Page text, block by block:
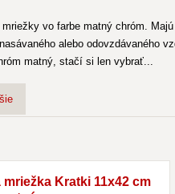
vo farbe matný chróm.
alebo odovzdávaného
matný, stačí si len vybrať...
mriežka Kratki 11x42 cm